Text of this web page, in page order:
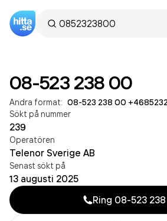
08-523 238 00
Andra format: 08-523 238 00
Sökt på nummer
239
Operatören
Telenor Sverige AB
Senast sökt på
13 augusti 2025
Ring 08-523